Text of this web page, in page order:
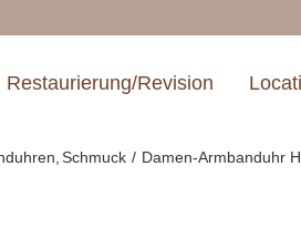
Restaurierung/Revision
Schmuck Damen-Armbanduhr